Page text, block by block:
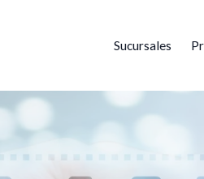
Sucursales